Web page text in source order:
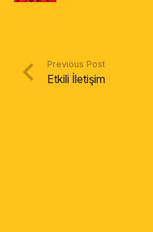
Previous Post
Etkili İletişim